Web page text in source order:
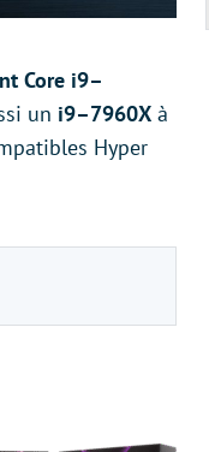
Core i9–
un i9–7960X à
Hyper